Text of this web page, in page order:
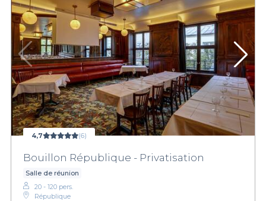
4,7 (6)
Bouillon République - Privatisation
Salle de réunion
20 - 120 pers.
République